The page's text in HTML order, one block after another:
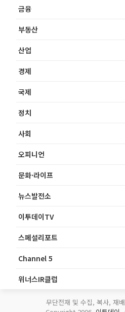
금융
부동산
산업
경제
국제
정치
사회
오피니언
문화·라이프
뉴스발전소
이투데이TV
스페셜리포트
Channel 5
위너스IR클럽
무단전재 및 수집, 복사, 재